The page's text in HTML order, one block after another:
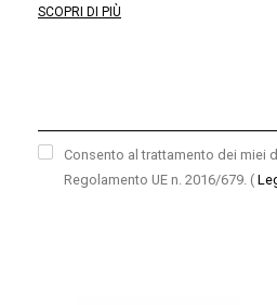
SCOPRI DI PIÙ
Consento al trattamento dei miei
Regolamento UE n. 2016/679. (